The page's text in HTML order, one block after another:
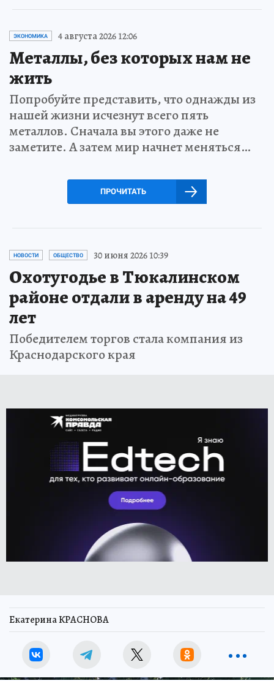
ЭКОНОМИКА 4 августа 2026 12:06
Металлы, без которых нам не
жить
Попробуйте представить, что однажды из
нашей жизни исчезнут всего пять
металлов. Сначала вы этого даже не
заметите. А затем мир начнет меняться…
ПРОЧИТАТЬ
НОВОСТИ ОБЩЕСТВО 30 июня 2026 10:39
Охотугодье в Тюкалинском
районе отдали в аренду на 49
лет
Победителем торгов стала компания из
Краснодарского края
Екатерина КРАСНОВА